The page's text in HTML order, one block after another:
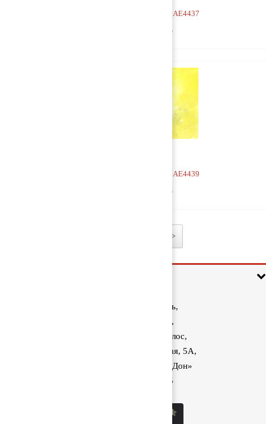
Кран 4-х контурный AE4437
1 500 руб
Кран 4-х контурный AE4439
1 500 руб
>
Ростовская область,
Аксайский район,
поселок Красный Колос,
улица Производственная, 5А,
1040 км трассы М-4 «Дон»
8 (800) 222-60-05